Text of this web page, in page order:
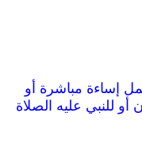
إساءة مباشرة أو
أو للنبي عليه الصلاة